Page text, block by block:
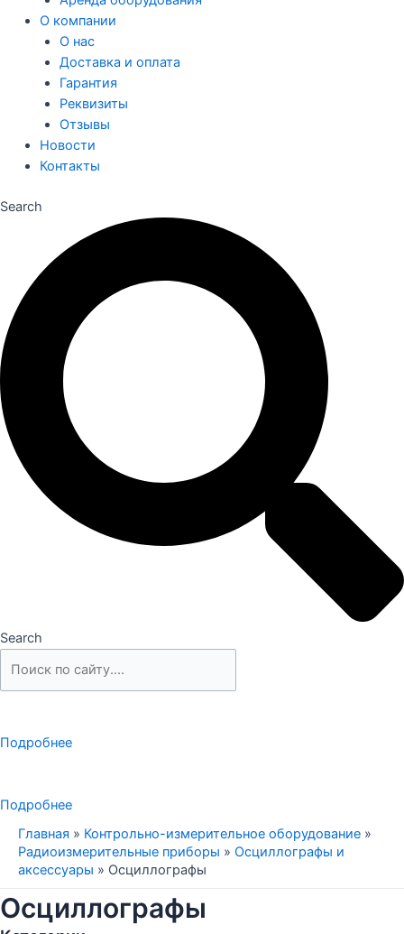
О компании
О нас
Доставка и оплата
Гарантия
Реквизиты
Отзывы
Новости
Контакты
Search
Search
Подробнее
Подробнее
Главная » Контрольно-измерительное оборудование »
Радиоизмерительные приборы » Осциллографы и
аксессуары » Осциллографы
Осциллографы